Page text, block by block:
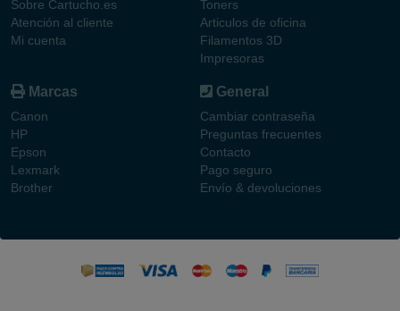
Sobre Cartucho.es
Atención al cliente
Mi cuenta
Toners
Articulos de oficina
Filamentos 3D
Impresoras
Marcas
Canon
HP
Epson
Lexmark
Brother
General
Cambiar contraseña
Preguntas frecuentes
Contacto
Pago seguro
Envío & devoluciones